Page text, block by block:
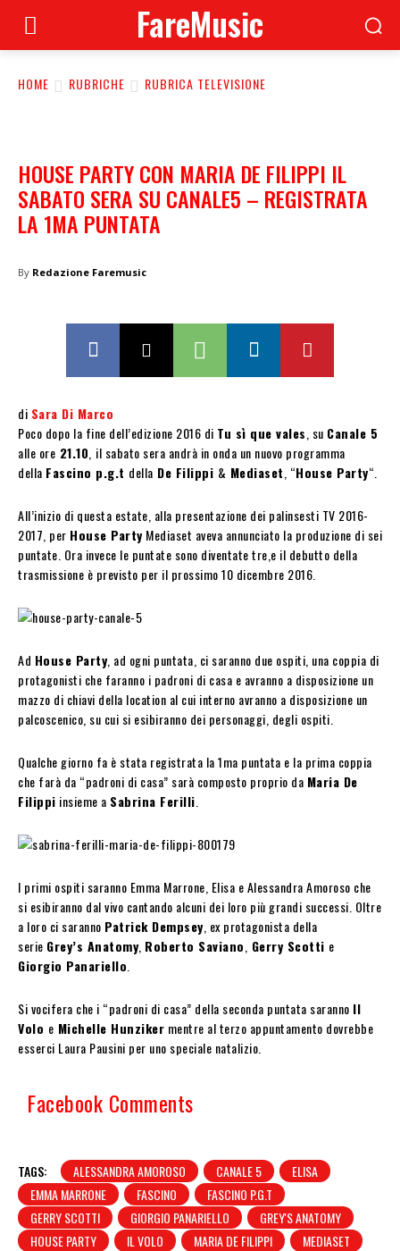
FareMusic
HOME RUBRICHE RUBRICA TELEVISIONE
HOUSE PARTY CON MARIA DE FILIPPI IL
SABATO SERA SU CANALE5 – REGISTRATA
LA 1MA PUNTATA
By Redazione Faremusic
di Sara Di Marco
Poco dopo la fine dell’edizione 2016 di Tu sì que vales , su Canale 5
alle ore 21.10 il sabato sera andrà in onda un nuovo programma
della Fascino p.g.t della De Filippi & Mediaset , “House Party“.
All’inizio di questa estate, alla presentazione dei palinsesti TV 2016-
2017, per House Party Mediaset aveva annunciato la produzione di sei
puntate. Ora invece le puntate sono diventate tre,e il debutto della
trasmissione è previsto per il prossimo 10 dicembre 2016.
Ad House Party , ad ogni puntata, ci saranno due ospiti, una coppia di
protagonisti che faranno i padroni di casa e avranno a disposizione un
mazzo di chiavi della location al cui interno avranno a disposizione un
palcoscenico, su cui si esibiranno dei personaggi, degli ospiti.
Qualche giorno fa è stata registrata la 1ma puntata e la prima coppia
che farà da “padroni di casa” sarà composto proprio da Maria De
Filippi insieme a Sabrina Ferilli
I primi ospiti saranno Emma Marrone, Elisa e Alessandra Amoroso che
si esibiranno dal vivo cantando alcuni dei loro più grandi successi. Oltre
a loro ci saranno Patrick Dempsey , ex protagonista della
serie Grey’s Anatomy Roberto Saviano Gerry Scotti e
Giorgio Panariello
Si vocifera che i “padroni di casa” della seconda puntata saranno Il
Volo e Michelle Hunziker mentre al terzo appuntamento dovrebbe
esserci Laura Pausini per uno speciale natalizio.
Facebook Comments
TAGS: ALESSANDRA AMOROSO CANALE 5
ELISA
EMMA MARRONE
FASCINO
FASCINO P.G.T
GERRY SCOTTI
GIORGIO PANARIELLO
GREY'S ANATOMY
HOUSE PARTY
IL VOLO MARIA DE FILIPPI
MEDIASET